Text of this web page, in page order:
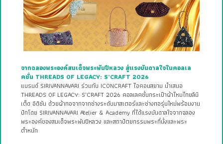
จากฉลองพระองค์สมเด็จพระพันปีหลวง สู่แรงบันดาลใจในคอลเล
คชั่น THREADS OF LEGACY: S’CRAFT 2026
แบรนด์ SIRIVANNAVARI ร่วมกับ ICONCRAFT ไอคอนสยาม นำเสนอ
THREADS OF LEGACY: S’CRAFT 2026 คอลเลคชั่นกระเป๋าผ้าไหมไทยลิมิ
เต็ด อิดิชัน ด้วยผ้าทอจากจากช่างระดับมาสเตอร์และช่างทอรุ่นใหม่พร้อมงาน
ปักโดย SIRIVANNAVARI Atelier & Academy ที่ได้แรงบันดาลใจจากฉลอง
พระองค์ของสมเด็จพระพันปีหลวง และสถาปัตยกรรมพระที่นั่งและพระ
ตำหนัก